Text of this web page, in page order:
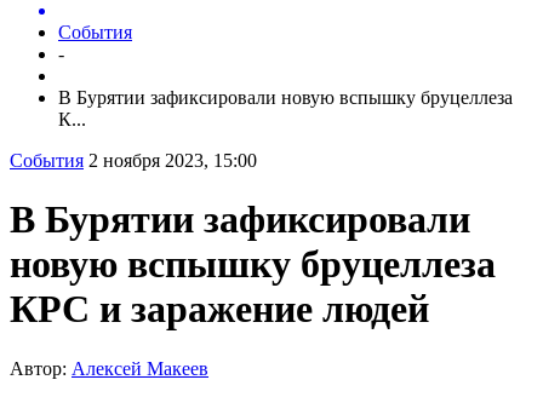
События
-
В Бурятии зафиксировали новую вспышку бруцеллеза
К...
События 2 ноября 2023, 15:00
В Бурятии зафиксировали
новую вспышку бруцеллеза
КРС и заражение людей
Автор: Алексей Макеев